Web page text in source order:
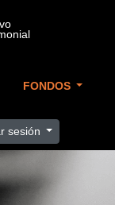
FONDOS
sesión